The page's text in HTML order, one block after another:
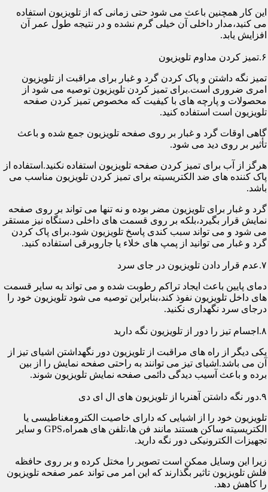
این کار همچنین باعث می شود حتی زمانی که از تلویزیون استفاده
می کنید،مدار داخلی آن خیلی گرم نشده و در نتیجه طول عمر آن
افزایش یابد.
۶.تمیز کردن مداوم تلویزیون
تمیز نگه داشتن و پاک کردن گرد و غبار برای مراقبت از تلویزیون
امری ضروری است.برای تمیز کردن تلویزیون توصیه می شود از
محصولات و پارچه های با کیفیت که مخصوص تمیز کردن صفحه
تلویزیون است استفاده کنید.
گاهی اوقات گرد و غبار بر روی صفحه تلویزیون جمع شده و باعث
تأثیر بر روی دید می شود.
هرگز از آب برای تمیز کردن صفحه تلویزیون استفاده نکنید.استفاده از
پاک کننده های ضد الکتریسیته برای تمیز کردن تلویزیون مناسب می
باشد.
گرد و غبار برای تلویزیون مضر بوده و نه تنها می تواند بر روی صفحه
نمایش قرار بگیرد،بلکه بر روی قسمت های داخلی دستگاه نیز مستقر
می شود و می تواند سبب کندی پاسخ تلویزیون شود.برای پاک کردن
گرد و غبار می توانید از پمپ های خلاء یا جاروبرقی استفاده کنید.
۷.عدم قرار دادن تلویزیون در جای سرد
دمای پایین باعث ایجاد تراکم رطوبت شده و می تواند به سایر قسمت
های داخل تلویزیون نفوذ کند،بنابراین توصیه می شود تلویزیون خود را
درجای سرد نگهداری نکنید.
۸.اجسام تیز را دور از تلویزیون نگه دارید
یکی دیگر از راه های مراقبت از تلویزیون دور نگهداشتن اشیای تیز از
آن می باشد.اشیای تیز می توانند به راحتی صفحه نمایش را از بین
برده و باعث آسیب دیدگی دائمی صفحه نمایش تلویزیون شوند.
۹.دور نگه داشتن آهنربا از تلویزیون های ال ای دی
تلویزیون خود را از اشیایی که دارای خاصیت الکترومغناطیسی یا
الکتریسیته ساکن هستند مانند فن ها،تلفن های همراه،GPS و سایر
تجهیزات الکترونیکی دور نگه دارید.
زیرا این وسایل ممکن است تصویر را مختل کرده و بر روی حافظه
فلش تلویزیون تاثیر بگذارند که این امر می تواند عمر صفحه تلویزیون
را کاهش دهد.